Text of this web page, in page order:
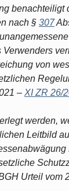
benachteiligt
nach § 307
von
– XI ZR 26/
werden,
Leitbild
Urteil vom